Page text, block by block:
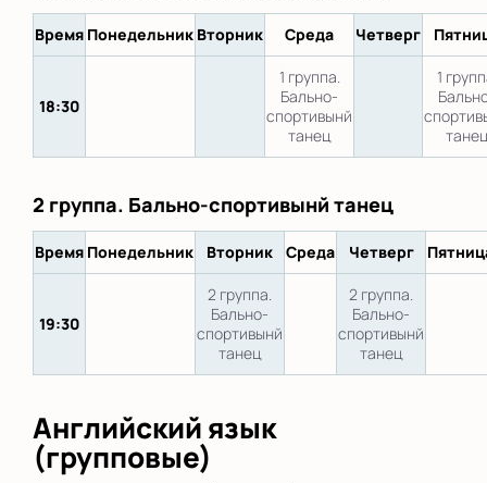
Время Понедельник Вторник Среда Четверг
18:30
1 группа.
Бально-
спортивынй
танец
1
танец
2 группа. Бально-спортивынй танец
Время Понедельник Вторник Среда Четверг
19:30
2 группа.
Бально-
спортивынй
танец
2 группа.
Бально-
спортивынй
танец
Английский язык
(групповые)